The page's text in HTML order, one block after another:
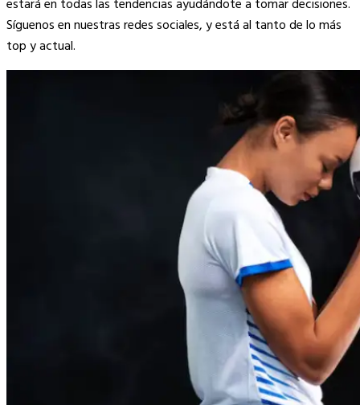
estará en todas las tendencias ayudándote a tomar decisiones.
Síguenos en nuestras redes sociales, y está al tanto de lo más
top y actual.